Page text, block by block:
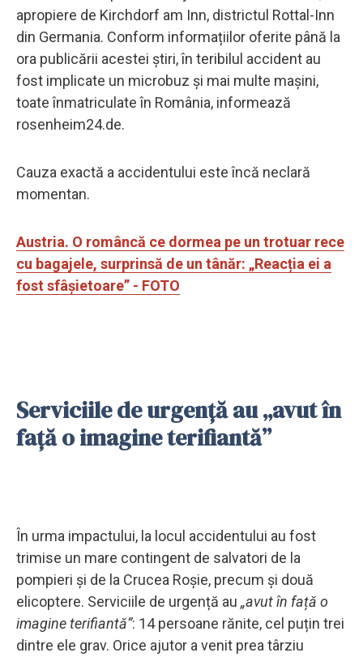
apropiere de Kirchdorf am Inn, districtul Rottal-Inn
din Germania. Conform informațiilor oferite până la
ora publicării acestei știri, în teribilul accident au
fost implicate un microbuz și mai multe mașini,
toate înmatriculate în România, informează
rosenheim24.de.
Cauza exactă a accidentului este încă neclară
momentan.
Austria. O româncă ce dormea pe un trotuar rece
cu bagajele, surprinsă de un tânăr: „Reacția ei a
fost sfâșietoare” - FOTO
Serviciile de urgență au „avut în
față o imagine terifiantă”
În urma impactului, la locul accidentului au fost
trimise un mare contingent de salvatori de la
pompieri și de la Crucea Roșie, precum și două
elicoptere. Serviciile de urgență au „avut în față o
imagine terifiantă”: 14 persoane rănite, cel puțin trei
dintre ele grav. Orice ajutor a venit prea târziu